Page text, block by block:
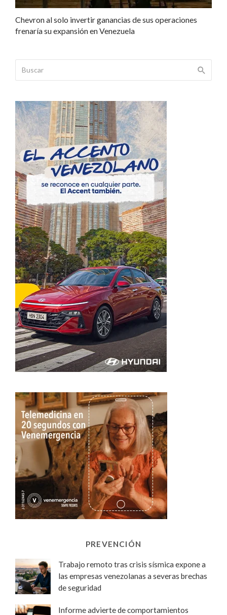
Chevron al solo invertir ganancias de sus operaciones
frenaría su expansión en Venezuela
PREVENCIÓN
Trabajo remoto tras crisis sísmica expone a
las empresas venezolanas a severas brechas
de seguridad
Informe advierte de comportamientos